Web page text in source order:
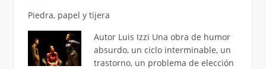
Piedra, papel y tijera
Autor Luis Izzi Una obra de humor
absurdo, un ciclo interminable, un
trastorno, un problema de elección